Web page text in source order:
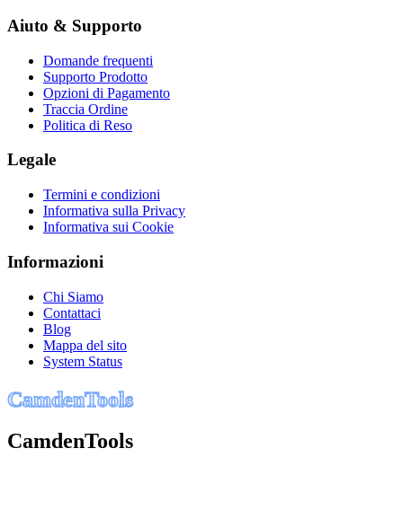
Aiuto & Supporto
Domande frequenti
Supporto Prodotto
Opzioni di Pagamento
Traccia Ordine
Politica di Reso
Legale
Termini e condizioni
Informativa sulla Privacy
Informativa sui Cookie
Informazioni
Chi Siamo
Contattaci
Blog
Mappa del sito
System Status
CamdenTools
CamdenTools